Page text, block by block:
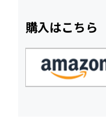
購入はこちら